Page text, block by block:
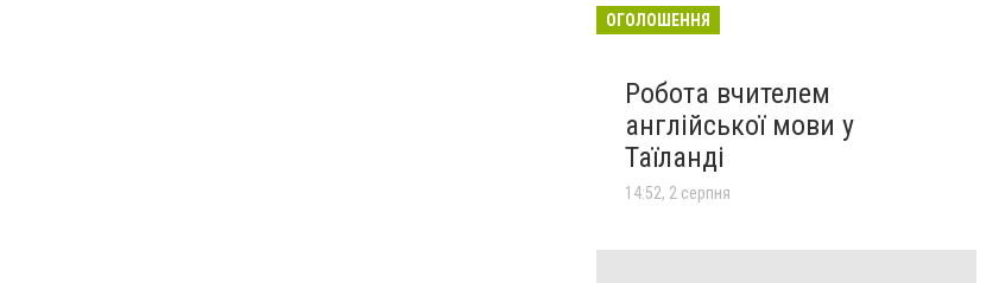
ОГОЛОШЕННЯ
Робота вчителем
англійської мови у
Таїланді
14:52, 2 серпня